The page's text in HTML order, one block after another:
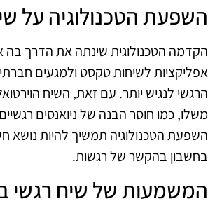
השפעת הטכנולוגיה על
הקדמה הטכנולוגית שינתה את הדרך
אפליקציות לשיחות טקסט ולמגעים
הרגשי לנגיש יותר. עם זאת, השיח
השפעת הטכנולוגיה תמשיך להיות נושא
בחשבון בהקשר של רגשות.
המשמעות של שיח רגשי